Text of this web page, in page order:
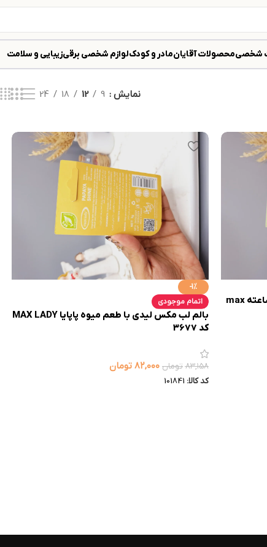
شخصیمحصولات آقایانمادر و کودکلوازم شخصی برقیزیبایی و سلامت
نمایش 9
12
18
24
بالم لب مکس لیدی با طعم آلوورا 24 ساعته max
-1%
اتمام موجودی
بالم لب مکس لیدی با طعم میوه پاپایا MAX LADY
کد 3677
۸۳,۱۵۸ تومان ۸۲,۰۰۰ تومان
کد کالا: 101841